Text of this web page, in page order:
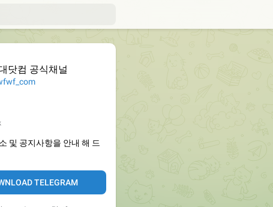
닷컴 공식채널
및 공지사항을 안내 해 드
TELEGRAM